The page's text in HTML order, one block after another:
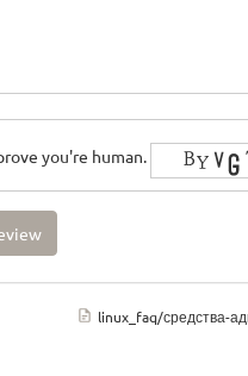
you're human.
linux_faq/средства-